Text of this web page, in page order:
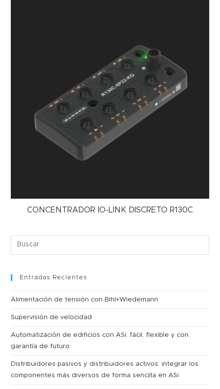
CONCENTRADOR IO-LINK DISCRETO R130C
Entradas Recientes
Alimentación de tensión con Bihl+Wiedemann
Supervisión de velocidad
Automatización de edificios con ASi: fácil, flexible y con
garantía de futuro
Distribuidores pasivos y distribuidores activos: integrar los
componentes más diversos de forma sencilla en ASi